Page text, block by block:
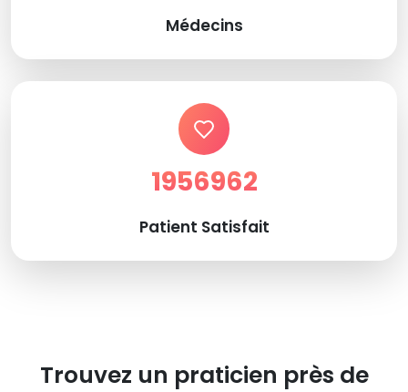
Médecins
1956962
Patient Satisfait
Trouvez un praticien près de